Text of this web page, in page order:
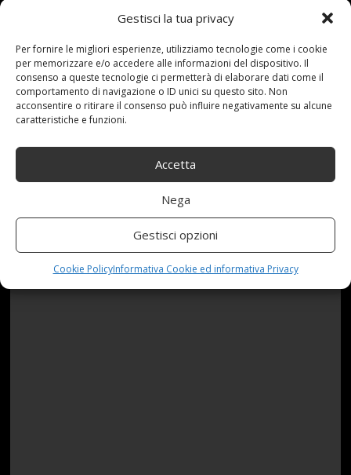
Gestisci la tua privacy
Per fornire le migliori esperienze, utilizziamo tecnologie come i cookie
per memorizzare e/o accedere alle informazioni del dispositivo. Il
consenso a queste tecnologie ci permetterà di elaborare dati come il
comportamento di navigazione o ID unici su questo sito. Non
acconsentire o ritirare il consenso può influire negativamente su alcune
caratteristiche e funzioni.
Accetta
Nega
Gestisci opzioni
Cookie PolicyInformativa Cookie ed informativa Privacy
Il noleggio a lungo termine si rivela così vantaggioso
auto di proprietà, per passare a questa formula,
tanto che alcune società del settore offrono anche
assistenza nella vendita del proprio mezzo, così da
facilitare i clienti nel passaggio al noleggio.